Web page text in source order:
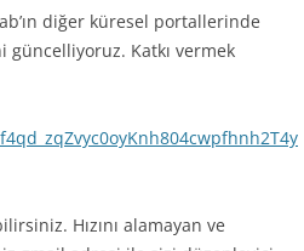
diğer küresel portallerinde
Katkı vermek
Hızını alamayan ve